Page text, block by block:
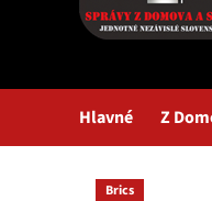
Hlavné Z
Brics